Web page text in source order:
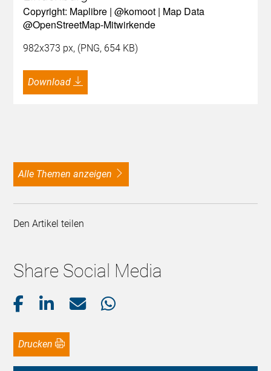
Copyright: Maplibre | @komoot | Map Data
@OpenStreetMap-Mitwirkende
982x373 px, (PNG, 654 KB)
Download
alle Themen anzeigen
Den Artikel teilen
Share Social Media
Drucken